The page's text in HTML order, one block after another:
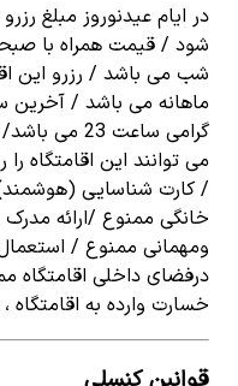
در ایام عیدنوروز مبلغ
شود / قیمت همراه با
شب می باشد / رزرو این
ماهانه می باشد / آخرین
می توانند این اقامتگاه
/ کارت شناسایی
خانگی ممنوع /ارائه
ومهمانی ممنوع /
درفضای داخلی
خسارت وارده به اقامتگاه